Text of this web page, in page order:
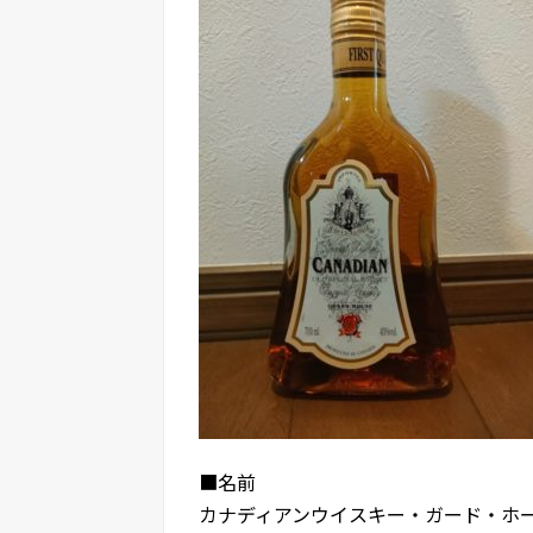
■名前
カナディアンウイスキー・ガード・ホ